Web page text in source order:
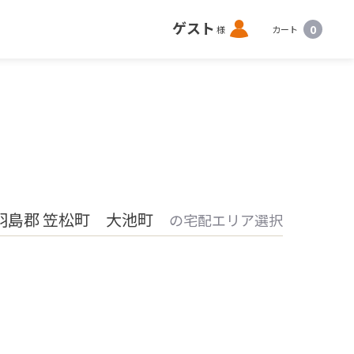
ゲスト 様 ロ
グ
カート 0
郡 笠松町 大池町 の宅配エリア選択